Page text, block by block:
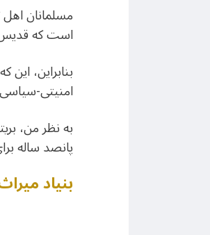
مسلمانان
است که
بنابراین،
امنیتی-سیاسی
به نظر من،
پانصد ساله
بنیاد